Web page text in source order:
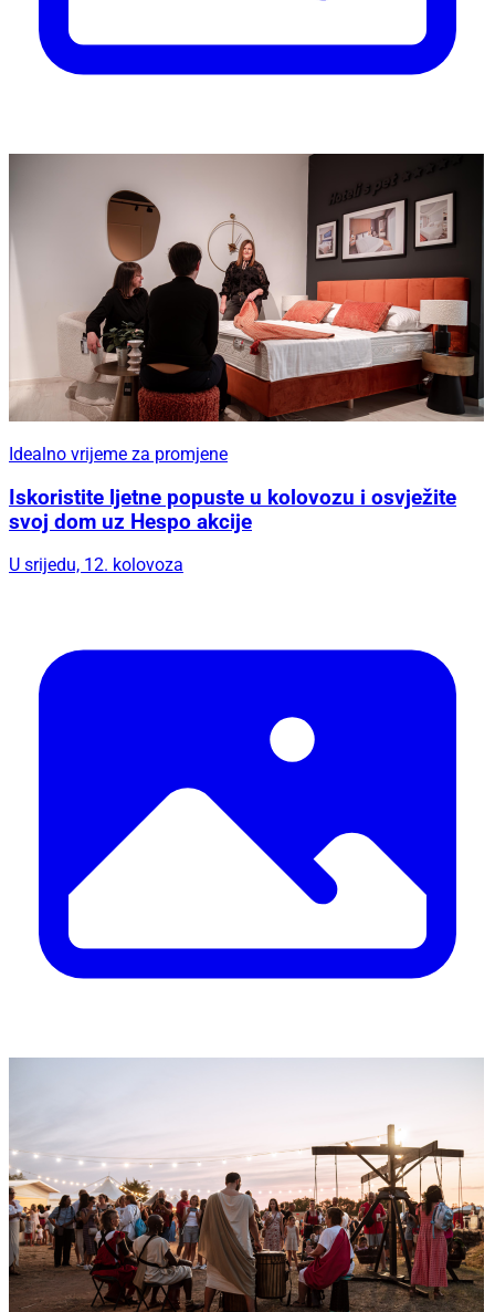
Idealno vrijeme za promjene
Iskoristite ljetne popuste u kolovozu i osvježite
svoj dom uz Hespo akcije
U srijedu, 12. kolovoza